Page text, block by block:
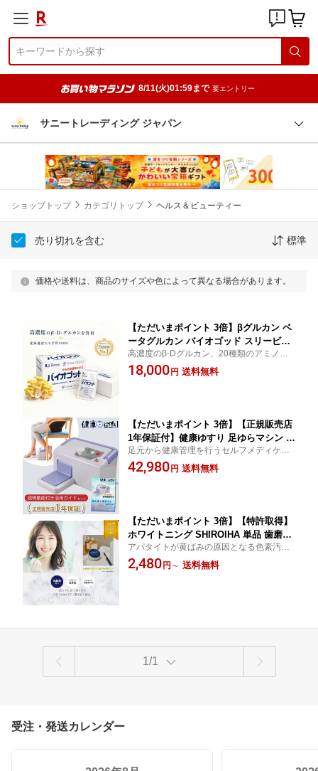
8/11(火)01:59まで 要エントリー
サニートレーディング ジャパン
ショップトップ カテゴリトップ ヘルス＆ビューティー
売り切れを含む 標準
価格や送料は、商品のサイズや色によって異なる場合があります。
【ただいまポイント 3倍】βグルカン ベ
ータグルカン バイオゴッド スリービー
たもぎ茸 サプリ たもぎだけ きのこ キ
ノコ 濃縮エキス 30袋 30日分 サプリメ
高濃度のβ-Dグルカン、20種類のアミノ酸
やミネラル成分が バランス良く含まれてい
る健康食品！ 濃縮エキス 液状タイプ 無添
18,000 円 送料無料
【ただいまポイント 3倍】【正規販売店
1年保証付】健康ゆすり 足ゆらマシン 健
康ゆすり機器 JMH-100 高齢者 健康器具
運動器具 ジグリング 股関節 膝関節 変
足元から健康管理を行うセルフメディケー
ション機器 メーカー公認オリジナル、健康
ゆすりの徹底活用ガイドをセットにしまし
42,980 円 送料無料
【ただいまポイント 3倍】【特許取得】
ホワイトニング SHIROIHA 単品 歯磨き
粉 ホワイトニングパウダー 天然アパタ
イト55% 酸化チタン配合 ホームホワイ
アパタイトが黄ばみの原因となる色素汚れ
や歯垢を吸着して歯を白くしてくれます 歯
を白くするならホワイトニングパウダーのS
2,480 円 ～ 送料無料
1/1
受注・発送カレンダー